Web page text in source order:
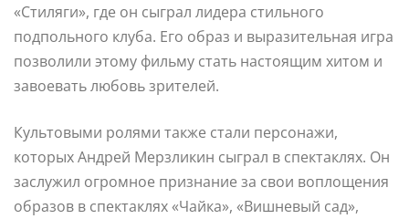
«Стиляги», где он сыграл лидера стильного
подпольного клуба. Его образ и выразительная игра
позволили этому фильму стать настоящим хитом и
завоевать любовь зрителей.
Культовыми ролями также стали персонажи,
которых Андрей Мерзликин сыграл в спектаклях. Он
заслужил огромное признание за свои воплощения
образов в спектаклях «Чайка», «Вишневый сад»,